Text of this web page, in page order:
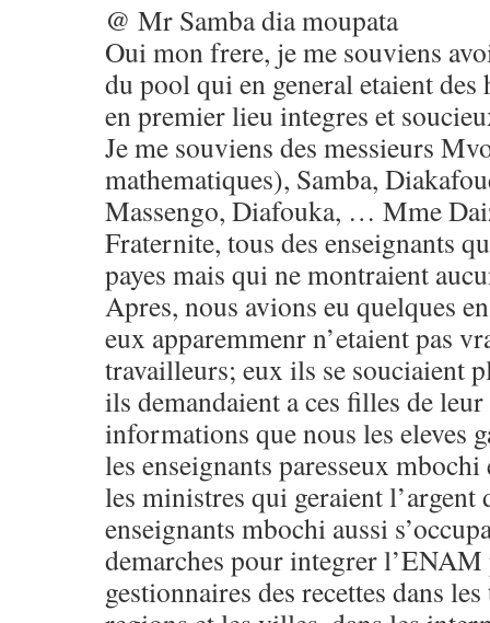
@ Mr Samba dia moupata
Oui mon frere, je me souviens
du pool qui en general etaient
en premier lieu integres et
Je me souviens des messieurs
mathematiques), Samba,
Massengo, Diafouka, … Mme
Fraternite, tous des enseignants
payes mais qui ne montraient
Apres, nous avions eu quelques
eux apparemmenr n’etaient pas
travailleurs; eux ils se souciaient
ils demandaient a ces filles de
informations que nous les eleves
les enseignants paresseux
les ministres qui geraient l’argent
enseignants mbochi aussi
demarches pour integrer
gestionnaires des recettes dans